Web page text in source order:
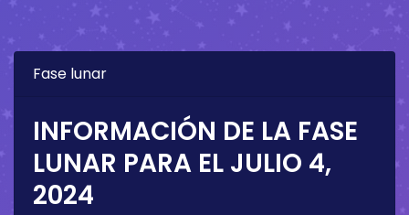
Fase lunar
INFORMACIÓN DE LA FASE
LUNAR PARA EL JULIO 4,
2024